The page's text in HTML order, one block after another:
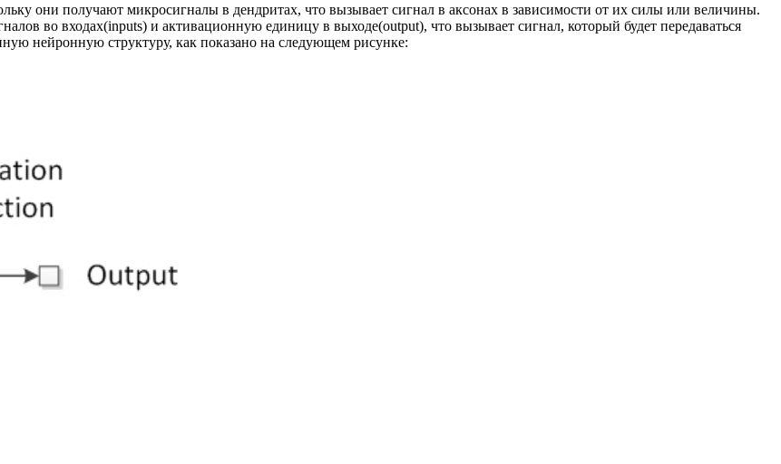
они получают микросигналы в дендритах, что вызывает сигнал в аксонах в зависимости от их силы или величины.
во входах(inputs) и активационную единицу в выходе(output), что вызывает сигнал, который будет передаваться
нейронную структуру, как показано на следующем рисунке: